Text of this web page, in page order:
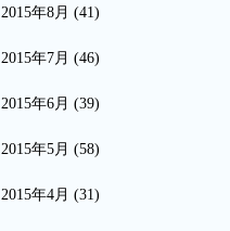
2015年8月 (41)
2015年7月 (46)
2015年6月 (39)
2015年5月 (58)
2015年4月 (31)